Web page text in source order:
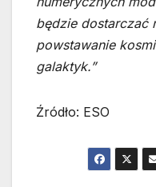
będzie dostarczać
powstawanie
galaktyk.”
Źródło: ESO